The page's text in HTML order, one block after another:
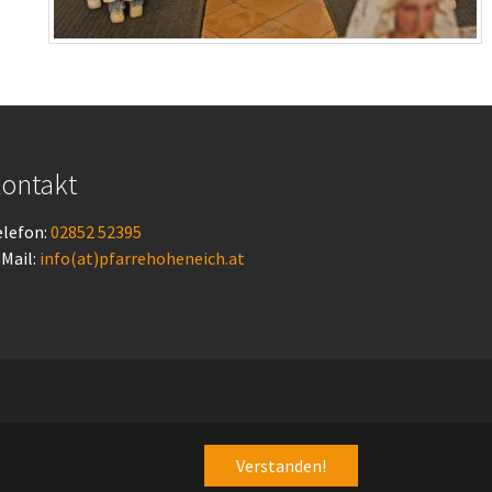
Verstanden!
02852 52395
info(at)pfarrehoheneich.at